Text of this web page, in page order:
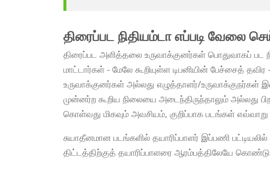
திரைப்பட நிதியம்டா எப்படி வேலை
திரைப்பட அளித்தலை உருவாக்குனர்கள் பொதுவாகப் பட
மாட்டார்கள் - மேலே கூறியுள்ள டிபனியின் பேச்சைத்
உருவாக்குனர்கள் அல்லது எழுத்தாளர்/
முன்னர்ற கூறிய நிலையை அடைந்திருந்தாலும் அல்லது
கொள்வது மிகவும் அவசியம், குறிப்பாக படங்கள்
சுயாதீனமான படங்களில் தயாரிப்பாளர் இப்பணி
திட்டத்திற்குத் தயாரிப்பாளரை ஆரம்பத்திலேயே கொண்டு